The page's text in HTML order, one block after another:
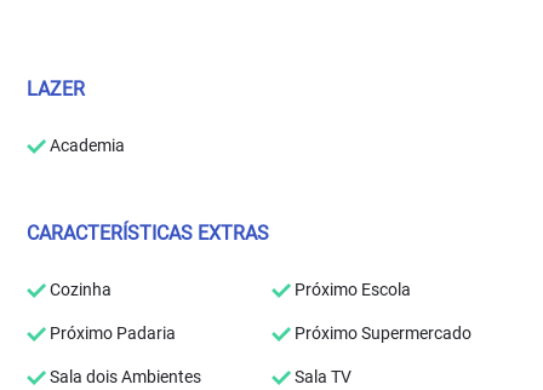
LAZER
Academia
CARACTERÍSTICAS EXTRAS
Cozinha Próximo Escola
Próximo Padaria Próximo Supermercado
Sala dois Ambientes Sala TV